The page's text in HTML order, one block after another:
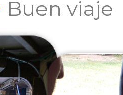
Buen viaje